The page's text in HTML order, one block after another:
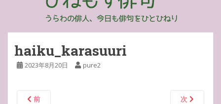
haiku_karasuuri
2023年8月20日 pure2
前 次